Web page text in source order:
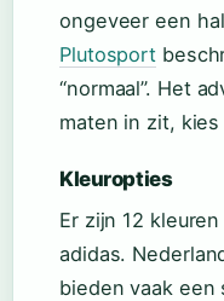
ongeveer een
Plutosport
“normaal”. Het
maten in zit,
Kleuropties
Er zijn 12
adidas.
bieden vaak een